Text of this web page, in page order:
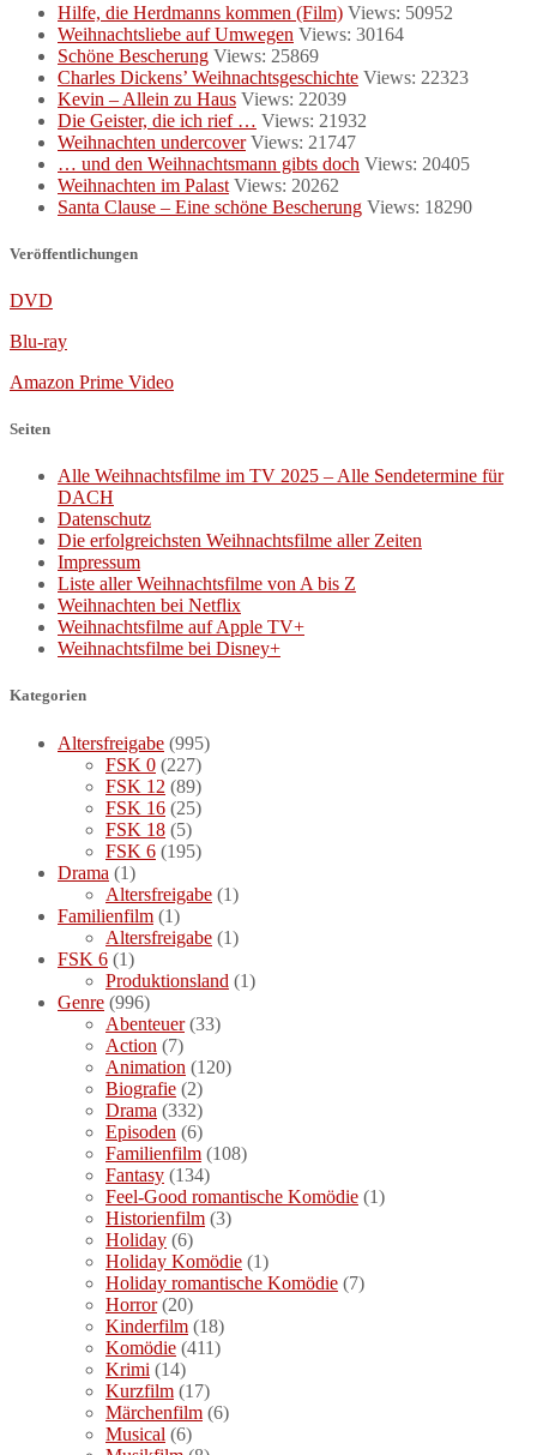
Hilfe, die Herdmanns kommen (Film) Views: 50952
Weihnachtsliebe auf Umwegen Views: 30164
Schöne Bescherung Views: 25869
Charles Dickens’ Weihnachtsgeschichte Views: 22323
Kevin – Allein zu Haus Views: 22039
Die Geister, die ich rief … Views: 21932
Weihnachten undercover Views: 21747
… und den Weihnachtsmann gibts doch Views: 20405
Weihnachten im Palast Views: 20262
Santa Clause – Eine schöne Bescherung Views: 18290
Veröffentlichungen
DVD
Blu-ray
Amazon Prime Video
Seiten
Alle Weihnachtsfilme im TV 2025 – Alle Sendetermine für
DACH
Datenschutz
Die erfolgreichsten Weihnachtsfilme aller Zeiten
Impressum
Liste aller Weihnachtsfilme von A bis Z
Weihnachten bei Netflix
Weihnachtsfilme auf Apple TV+
Weihnachtsfilme bei Disney+
Kategorien
Altersfreigabe (995)
FSK 0 (227)
FSK 12 (89)
FSK 16 (25)
FSK 18 (5)
FSK 6 (195)
Drama (1)
Altersfreigabe (1)
Familienfilm (1)
Altersfreigabe (1)
FSK 6 (1)
Produktionsland (1)
Genre (996)
Abenteuer(33)
Action (7)
Animation (120)
Biografie (2)
Drama (332)
Episoden (6)
Familienfilm (108)
Fantasy (134)
Feel-Good romantische Komödie (1)
Historienfilm (3)
Holiday (6)
Holiday Komödie (1)
Holiday romantische Komödie (7)
Horror(20)
Kinderfilm (18)
Komödie (411)
Krimi (14)
Kurzfilm (17)
Märchenfilm (6)
Musical (6)